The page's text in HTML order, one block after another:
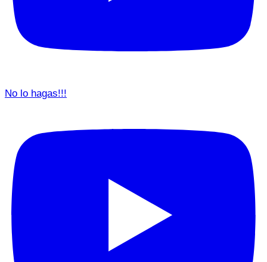
No lo hagas!!!